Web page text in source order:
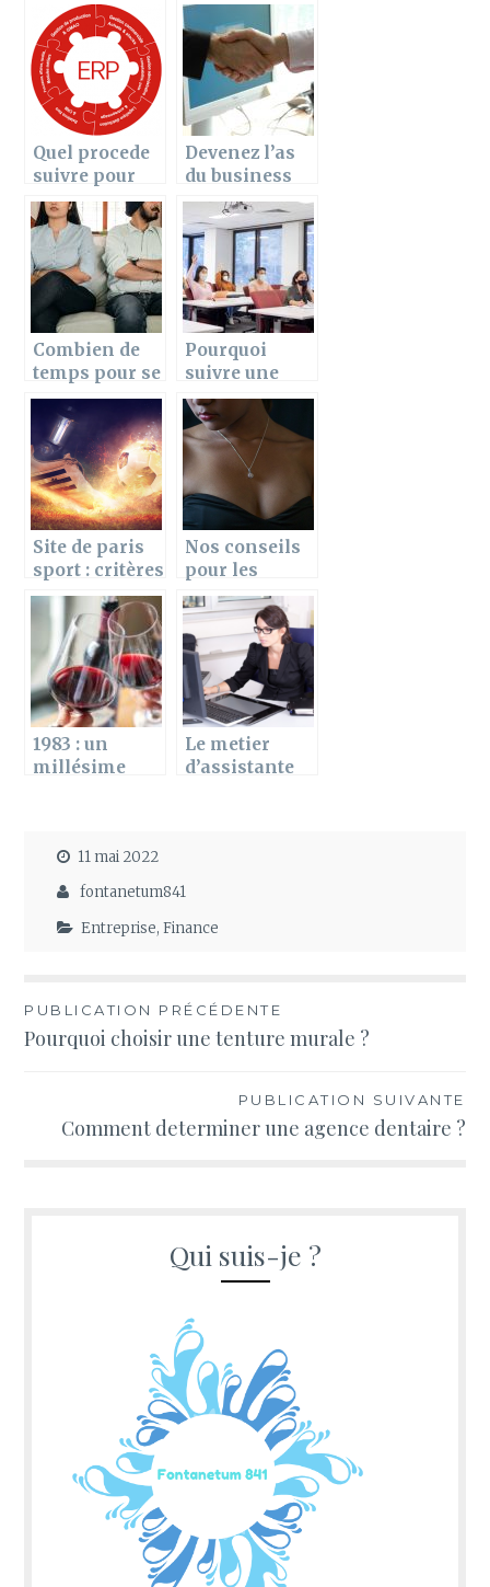
Quel procede
suivre pour
personnifier
son ERP ?
Devenez l’as
du business
en sachant
quel type
d’entreprise
créer
Combien de
temps pour se
reconstruire
apres un
divorce ?
Pourquoi
suivre une
formation en
hygiène et
salubrité ?
Site de paris
sport : critères
à observer
pour bien
choisir
Nos conseils
pour les
cadeaux de
fins d’annee
1983 : un
millésime
Le metier
d’assistante
11 mai 2022
fontanetum841
Entreprise,Finance
Navigation
de
PUBLICATION PRÉCÉDENTE
Pourquoi choisir une tenture murale ?
PUBLICATION SUIVANTE
Comment determiner une agence dentaire ?
Qui suis-je ?